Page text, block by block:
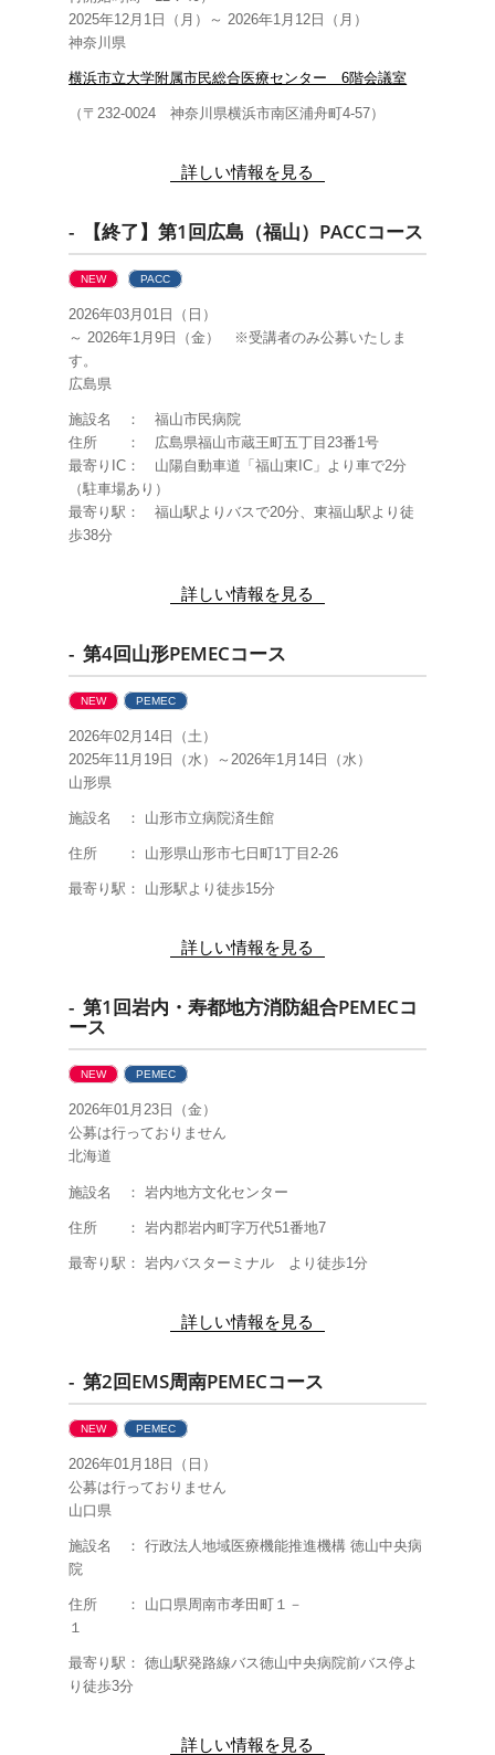
2025年12月1日（月）～ 2026年1月12日（月）
神奈川県
横浜市立大学附属市民総合医療センター 6階会議室
（〒232-0024 神奈川県横浜市南区浦舟町4-57）
詳しい情報を見る
- 【終了】第1回広島（福山）PACCコース
NEW PACC
2026年03月01日（日）
～ 2026年1月9日（金） ※受講者のみ公募いたしま
す。
広島県
施設名 ： 福山市民病院
住所 ： 広島県福山市蔵王町五丁目23番1号
最寄りIC： 山陽自動車道「福山東IC」より車で2分
（駐車場あり）
最寄り駅： 福山駅よりバスで20分、東福山駅より徒
歩38分
詳しい情報を見る
- 第4回山形PEMECコース
NEW PEMEC
2026年02月14日（土）
2025年11月19日（水）～2026年1月14日（水）
山形県
施設名 ： 山形市立病院済生館
住所 ： 山形県山形市七日町1丁目2-26
最寄り駅： 山形駅より徒歩15分
詳しい情報を見る
- 第1回岩内・寿都地方消防組合PEMECコ
ース
NEW PEMEC
2026年01月23日（金）
公募は行っておりません
北海道
施設名 ： 岩内地方文化センター
住所 ： 岩内郡岩内町字万代51番地7
最寄り駅： 岩内バスターミナル より徒歩1分
詳しい情報を見る
- 第2回EMS周南PEMECコース
NEW PEMEC
2026年01月18日（日）
公募は行っておりません
山口県
施設名 ： 行政法人地域医療機能推進機構 徳山中央病
院
住所 ： 山口県周南市孝田町１－
１
最寄り駅： 徳山駅発路線バス徳山中央病院前バス停よ
り徒歩3分
詳しい情報を見る